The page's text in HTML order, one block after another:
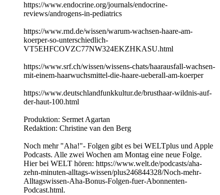
https://www.endocrine.org/journals/endocrine-
reviews/androgens-in-pediatrics
https://www.rnd.de/wissen/warum-wachsen-haare-am-
koerper-so-unterschiedlich-
VT5EHFCOVZC77NW324EKZHKASU.html
https://www.srf.ch/wissen/wissens-chats/haarausfall-wachsen-
mit-einem-haarwuchsmittel-die-haare-ueberall-am-koerper
https://www.deutschlandfunkkultur.de/brusthaar-wildnis-auf-
der-haut-100.html
Produktion: Sermet Agartan
Redaktion: Christine van den Berg
Noch mehr "Aha!"- Folgen gibt es bei WELTplus und Apple
Podcasts. Alle zwei Wochen am Montag eine neue Folge.
Hier bei WELT hören: https://www.welt.de/podcasts/aha-
zehn-minuten-alltags-wissen/plus246844328/Noch-mehr-
Alltagswissen-Aha-Bonus-Folgen-fuer-Abonnenten-
Podcast.html.